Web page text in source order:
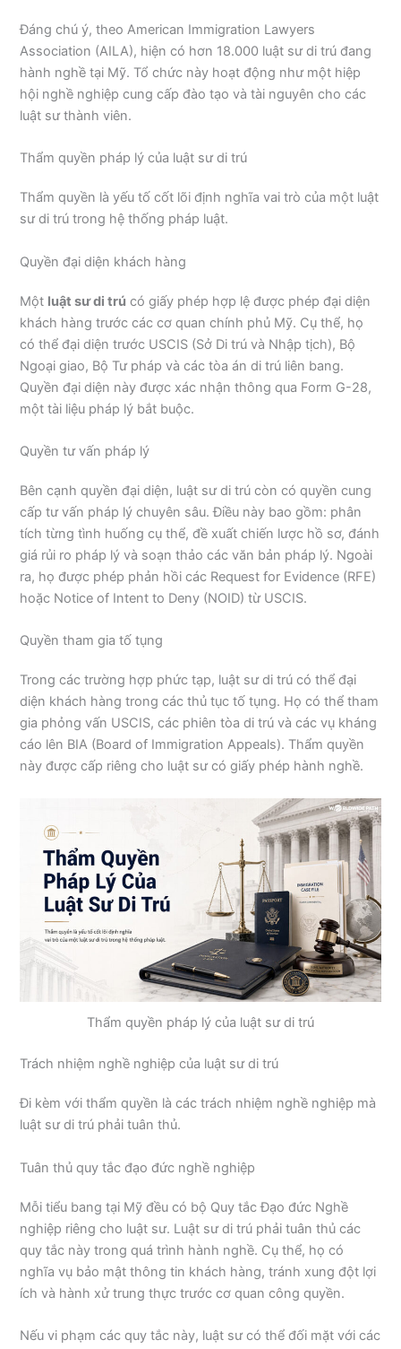
Đáng chú ý, theo American Immigration Lawyers
Association (AILA), hiện có hơn 18.000 luật sư di trú đang
hành nghề tại Mỹ. Tổ chức này hoạt động như một hiệp
hội nghề nghiệp cung cấp đào tạo và tài nguyên cho các
luật sư thành viên.
Thẩm quyền pháp lý của luật sư di trú
Thẩm quyền là yếu tố cốt lõi định nghĩa vai trò của một luật
sư di trú trong hệ thống pháp luật.
Quyền đại diện khách hàng
Một luật sư di trú có giấy phép hợp lệ được phép đại diện
khách hàng trước các cơ quan chính phủ Mỹ. Cụ thể, họ
có thể đại diện trước USCIS (Sở Di trú và Nhập tịch), Bộ
Ngoại giao, Bộ Tư pháp và các tòa án di trú liên bang.
Quyền đại diện này được xác nhận thông qua Form G-28,
một tài liệu pháp lý bắt buộc.
Quyền tư vấn pháp lý
Bên cạnh quyền đại diện, luật sư di trú còn có quyền cung
cấp tư vấn pháp lý chuyên sâu. Điều này bao gồm: phân
tích từng tình huống cụ thể, đề xuất chiến lược hồ sơ, đánh
giá rủi ro pháp lý và soạn thảo các văn bản pháp lý. Ngoài
ra, họ được phép phản hồi các Request for Evidence (RFE)
hoặc Notice of Intent to Deny (NOID) từ USCIS.
Quyền tham gia tố tụng
Trong các trường hợp phức tạp, luật sư di trú có thể đại
diện khách hàng trong các thủ tục tố tụng. Họ có thể tham
gia phỏng vấn USCIS, các phiên tòa di trú và các vụ kháng
cáo lên BIA (Board of Immigration Appeals). Thẩm quyền
này được cấp riêng cho luật sư có giấy phép hành nghề.
Thẩm quyền pháp lý của luật sư di trú
Trách nhiệm nghề nghiệp của luật sư di trú
Đi kèm với thẩm quyền là các trách nhiệm nghề nghiệp mà
luật sư di trú phải tuân thủ.
Tuân thủ quy tắc đạo đức nghề nghiệp
Mỗi tiểu bang tại Mỹ đều có bộ Quy tắc Đạo đức Nghề
nghiệp riêng cho luật sư. Luật sư di trú phải tuân thủ các
quy tắc này trong quá trình hành nghề. Cụ thể, họ có
nghĩa vụ bảo mật thông tin khách hàng, tránh xung đột lợi
ích và hành xử trung thực trước cơ quan công quyền.
Nếu vi phạm các quy tắc này, luật sư có thể đối mặt với các